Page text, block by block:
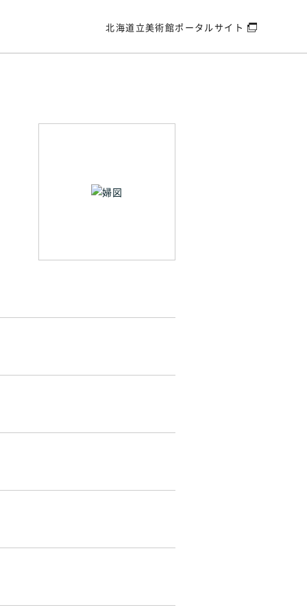
北海道立美術館ポータルサイト